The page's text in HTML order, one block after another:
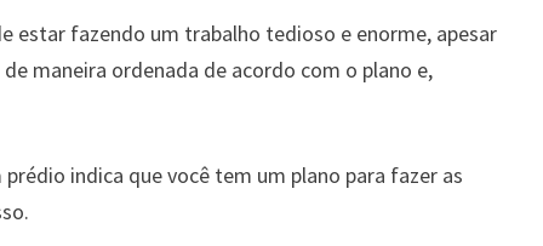
estar fazendo um trabalho tedioso e enorme, apesar
maneira ordenada de acordo com o plano e,
indica que você tem um plano para fazer as